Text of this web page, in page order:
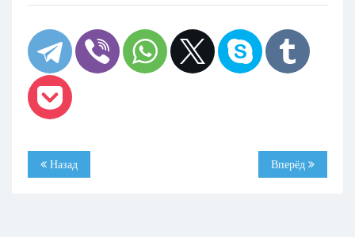
Назад Вперёд